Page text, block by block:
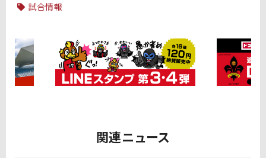
試合情報
関連ニュース